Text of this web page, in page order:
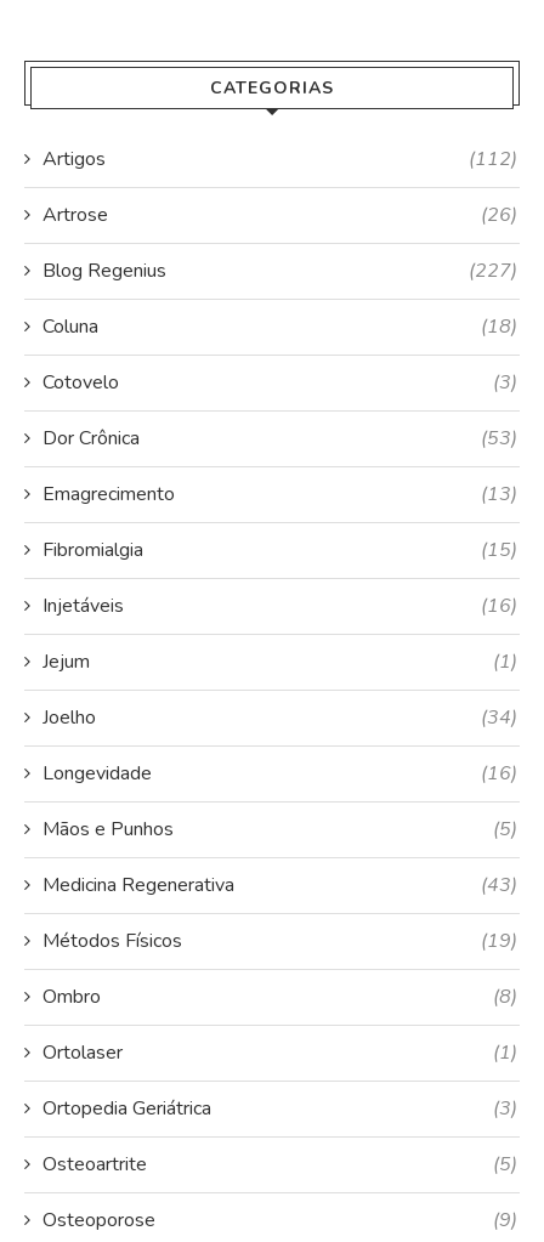
CATEGORIAS
Artigos (112)
Artrose (26)
Blog Regenius (227)
Coluna (18)
Cotovelo (3)
Dor Crônica (53)
Emagrecimento (13)
Fibromialgia (15)
Injetáveis (16)
Jejum (1)
Joelho (34)
Longevidade (16)
Mãos e Punhos (5)
Medicina Regenerativa (43)
Métodos Físicos (19)
Ombro (8)
Ortolaser (1)
Ortopedia Geriátrica (3)
Osteoartrite (5)
Osteoporose (9)